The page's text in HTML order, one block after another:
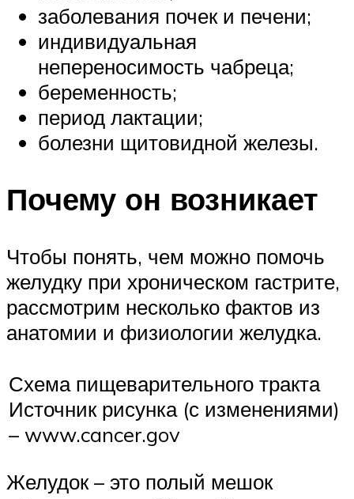
заболевания почек и печени;
индивидуальная
непереносимость чабреца;
беременность;
период лактации;
болезни щитовидной железы.
Почему он возникает
Чтобы понять, чем можно помочь
желудку при хроническом гастрите,
рассмотрим несколько фактов из
анатомии и физиологии желудка.
Схема пищеварительного тракта
Источник рисунка (с изменениями)
– www.cancer.gov
Желудок – это полый мешок